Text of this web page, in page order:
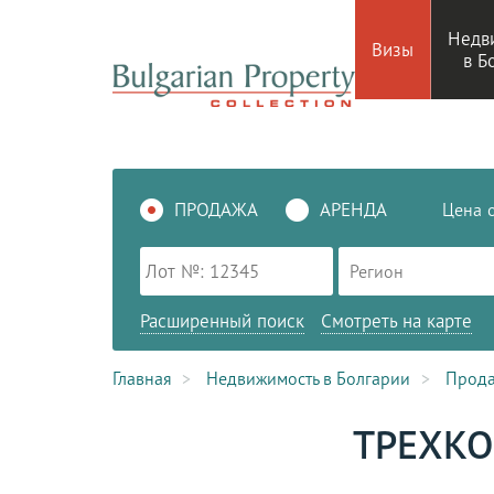
Визы
в
ПРОДАЖА АРЕНДА Цена
Регион
Расширенный поиск Смотреть на карте
Главная Недвижимость в Болгарии